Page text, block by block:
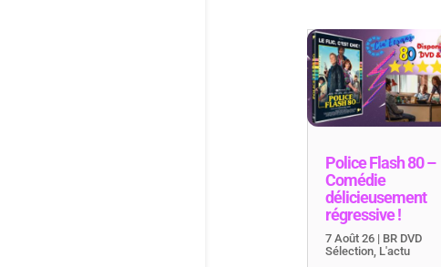
Police Flash 80 –
Comédie
délicieusement
régressive !
7 Août 26| BR DVD
Sélection, L'actu